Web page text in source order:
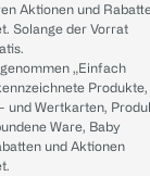
Aktionen und
Solange der Vorrat
„Einfach
Produkte,
und Wertkarten,
Ware, Baby
und Aktionen